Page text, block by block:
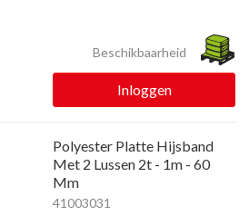
Beschikbaarheid
Inloggen
Polyester Platte Hijsband
Met 2 Lussen 2t - 1m - 60
Mm
41003031